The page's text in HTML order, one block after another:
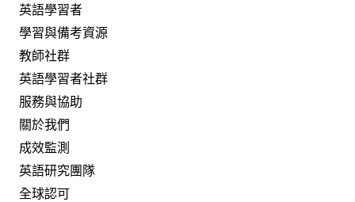
英語學習者
學習與備考資源
教師社群
英語學習者社群
服務與協助
關於我們
成效監測
英語研究團隊
全球認可